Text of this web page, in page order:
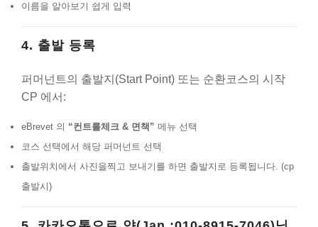
이름을 알아보기 쉽게 입력
4. 출발 등록
퍼머넌트의 출발지(Start Point) 또는 순환코스의 시작
CP 에서:
eBrevet 의 “컨트롤체크 & 면책” 메뉴 선택
코스 선택에서 해당 퍼머넌트 선택
출발위치에서 사진을찍고 보내기를 하면 출발지로 등록됩니다. (cp
출발시)